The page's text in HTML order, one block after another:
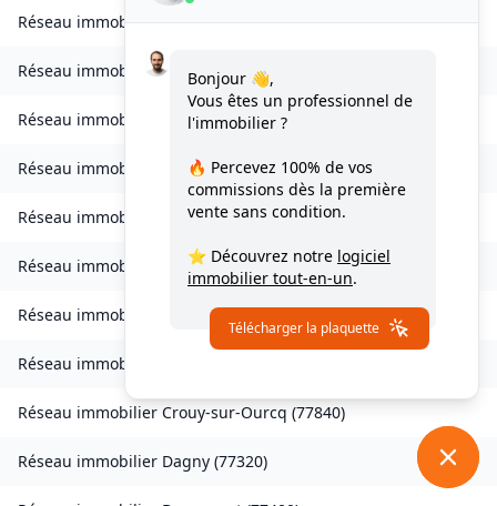
Réseau immobilierCharmentray(77410)
Réseau immobilierCharny(77410)
Réseau immobilier Chessy(77700)
Réseau immobilier Combs-la-Ville( 77380 )
Réseau immobilier Compans (77290)
Réseau immobilier Condé-Sainte-Libiaire ( 77450)
Réseau immobilier Coupvray
Réseau immobilier
Réseau immobilier Crouy-sur-Ourcq (77840)
Réseau immobilier Dagny (77320)
Bonjour 👋,
Vous êtes un professionnel de
l'immobilier ?
🔥 Percevez 100% de vos
commissions dès la première
vente sans condition.
⭐ Découvrez notre logiciel
immobilier tout-en-un.
Télécharger la plaquette